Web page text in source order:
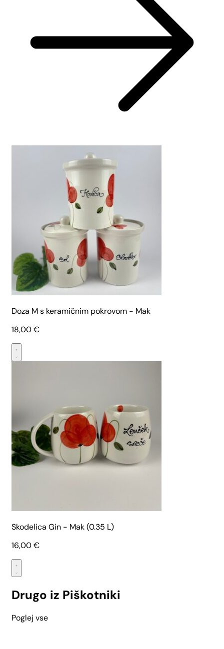
Doza M s keramičnim pokrovom - Mak
18,00€
Skodelica Gin - Mak (0.35 L)
16,00€
Drugo iz Piškotniki
Poglej vse